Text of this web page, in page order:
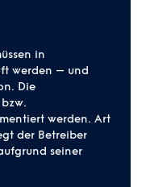
in
werden – und
Die
werden. Art
der Betreiber
seiner